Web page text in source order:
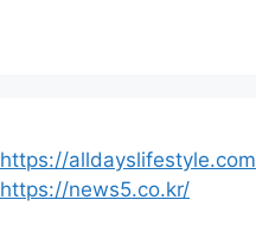
https://alldayslifestyle.com
https://news5.co.kr/